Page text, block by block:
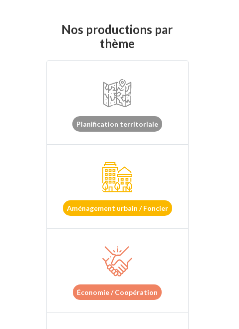
Nos productions par
thème
Planification territoriale
Aménagement urbain / Foncier
Économie / Coopération